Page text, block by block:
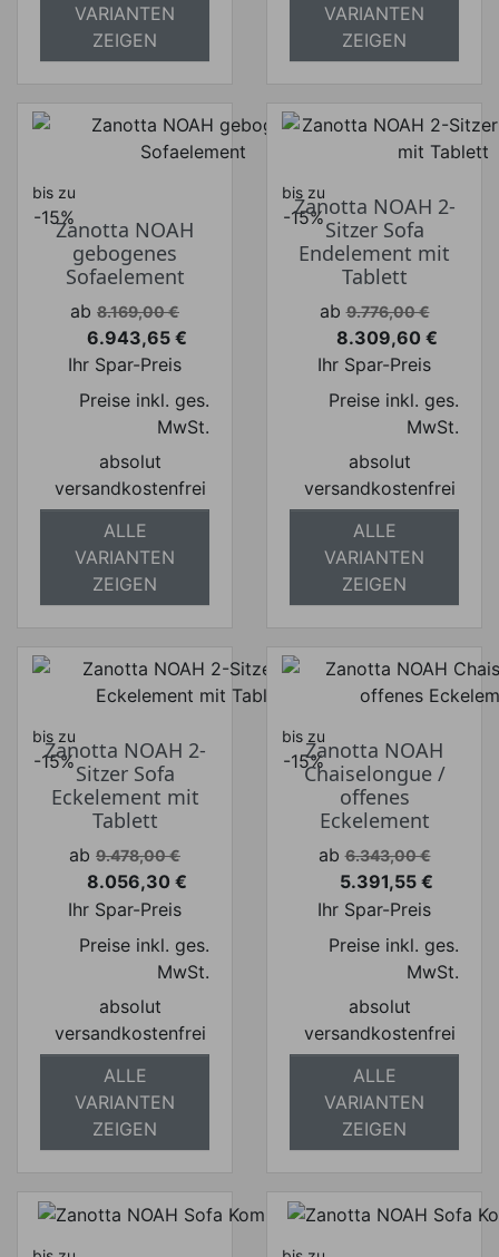
VARIANTEN
ZEIGEN
VARIANTEN
ZEIGEN
bis zu
-15%Zanotta NOAH
gebogenes
Sofaelement
Verkaufspreis
ab 8.169,00 €
Preis
6.943,65 €
Ihr Spar-Preis
Preise inkl. ges.
MwSt.
absolut
versandkostenfrei
ALLE
VARIANTEN
ZEIGEN
bis zu
-15%
Zanotta NOAH 2-
Sitzer Sofa
Endelement mit
Tablett
Verkaufspreis
ab 9.776,00 €
Preis
8.309,60 €
Ihr Spar-Preis
Preise inkl. ges.
MwSt.
absolut
versandkostenfrei
ALLE
VARIANTEN
ZEIGEN
bis zu
-15%
Zanotta NOAH 2-
Sitzer Sofa
Eckelement mit
Tablett
Verkaufspreis
ab 9.478,00 €
Preis
8.056,30 €
Ihr Spar-Preis
Preise inkl. ges.
MwSt.
absolut
versandkostenfrei
ALLE
VARIANTEN
ZEIGEN
bis zu
-15%Zanotta NOAH
Chaiselongue /
offenes
Eckelement
Verkaufspreis
ab 6.343,00 €
Preis
5.391,55 €
Ihr Spar-Preis
Preise inkl. ges.
MwSt.
absolut
versandkostenfrei
ALLE
VARIANTEN
ZEIGEN